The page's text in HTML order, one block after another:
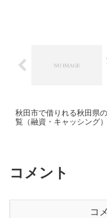
秋田市で借りれる秋田県
覧（融資・キャッシング）
コメント
コ